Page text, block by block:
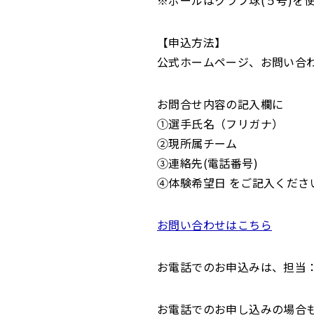
【申込方法】
公式ホームページ、お問い合
お問合せ内容の記入欄に
①選手氏名（フリガナ）
②現所属チーム
③連絡先(電話番号)
④体験希望日 をご記入くださ
お問い合わせはこちら
お電話でのお申込みは、担
お電話でのお申し込みの場